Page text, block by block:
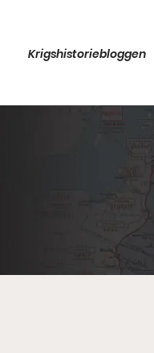
Krigshistoriebloggen